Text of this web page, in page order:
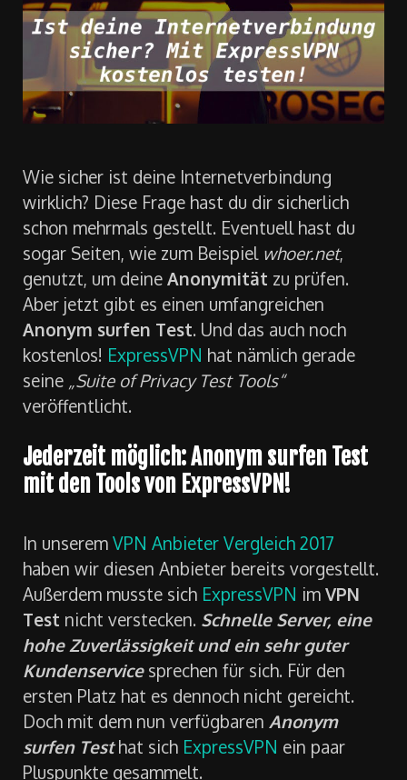
Wie sicher ist deine Internetverbindung
wirklich? Diese Frage hast du dir sicherlich
schon mehrmals gestellt. Eventuell hast du
sogar Seiten, wie zum Beispiel whoer.net,
genutzt, um deine Anonymität zu prüfen.
Aber jetzt gibt es einen umfangreichen
Anonym surfen Test. Und das auch noch
kostenlos! ExpressVPN hat nämlich gerade
seine „Suite of Privacy Test Tools“
veröffentlicht.
Jederzeit möglich: Anonym surfen Test
mit den Tools von ExpressVPN!
In unserem VPN Anbieter Vergleich 2017
haben wir diesen Anbieter bereits vorgestellt.
Außerdem musste sich ExpressVPN im VPN
Test nicht verstecken. Schnelle Server, eine
hohe Zuverlässigkeit und ein sehr guter
Kundenservicesprechen für sich. Für den
ersten Platz hat es dennoch nicht gereicht.
Doch mit dem nun verfügbaren Anonym
surfen Testhat sich ExpressVPN ein paar
Pluspunkte gesammelt.